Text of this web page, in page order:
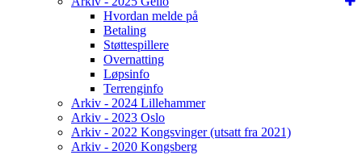
Hvordan melde på
Betaling
Støttespillere
Overnatting
Løpsinfo
Terrenginfo
Arkiv - 2024 Lillehammer
Arkiv - 2023 Oslo
Arkiv - 2022 Kongsvinger (utsatt fra 2021)
Arkiv - 2020 Kongsberg